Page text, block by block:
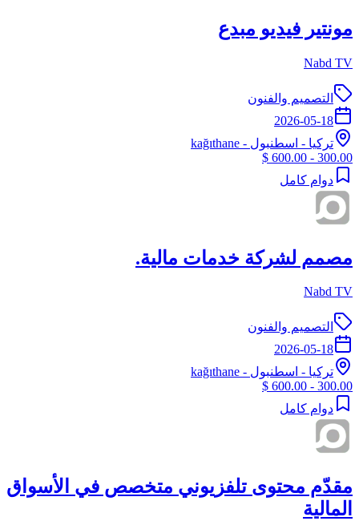
مونتير فيديو مبدع
Nabd TV
التصميم والفنون
2026-05-18
تركيا - اسطنبول - kağıthane
300.00 - 600.00 $
دوام كامل
مصمم لشركة خدمات مالية.
Nabd TV
التصميم والفنون
2026-05-18
تركيا - اسطنبول - kağıthane
300.00 - 600.00 $
دوام كامل
مقدّم محتوى تلفزيوني متخصص في الأسواق
المالية